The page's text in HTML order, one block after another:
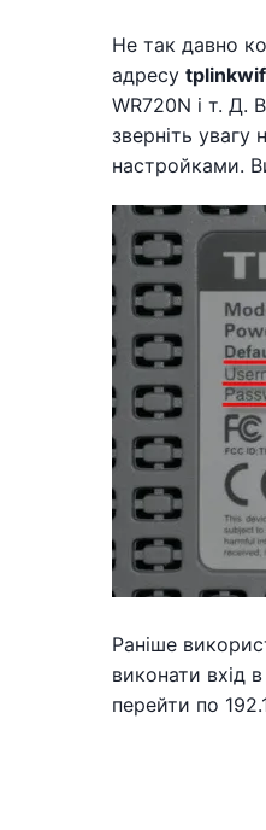
Не так давно
адресу
WR720N і т. Д.
зверніть увагу
настройками.
Раніше
виконати вхід
перейти по